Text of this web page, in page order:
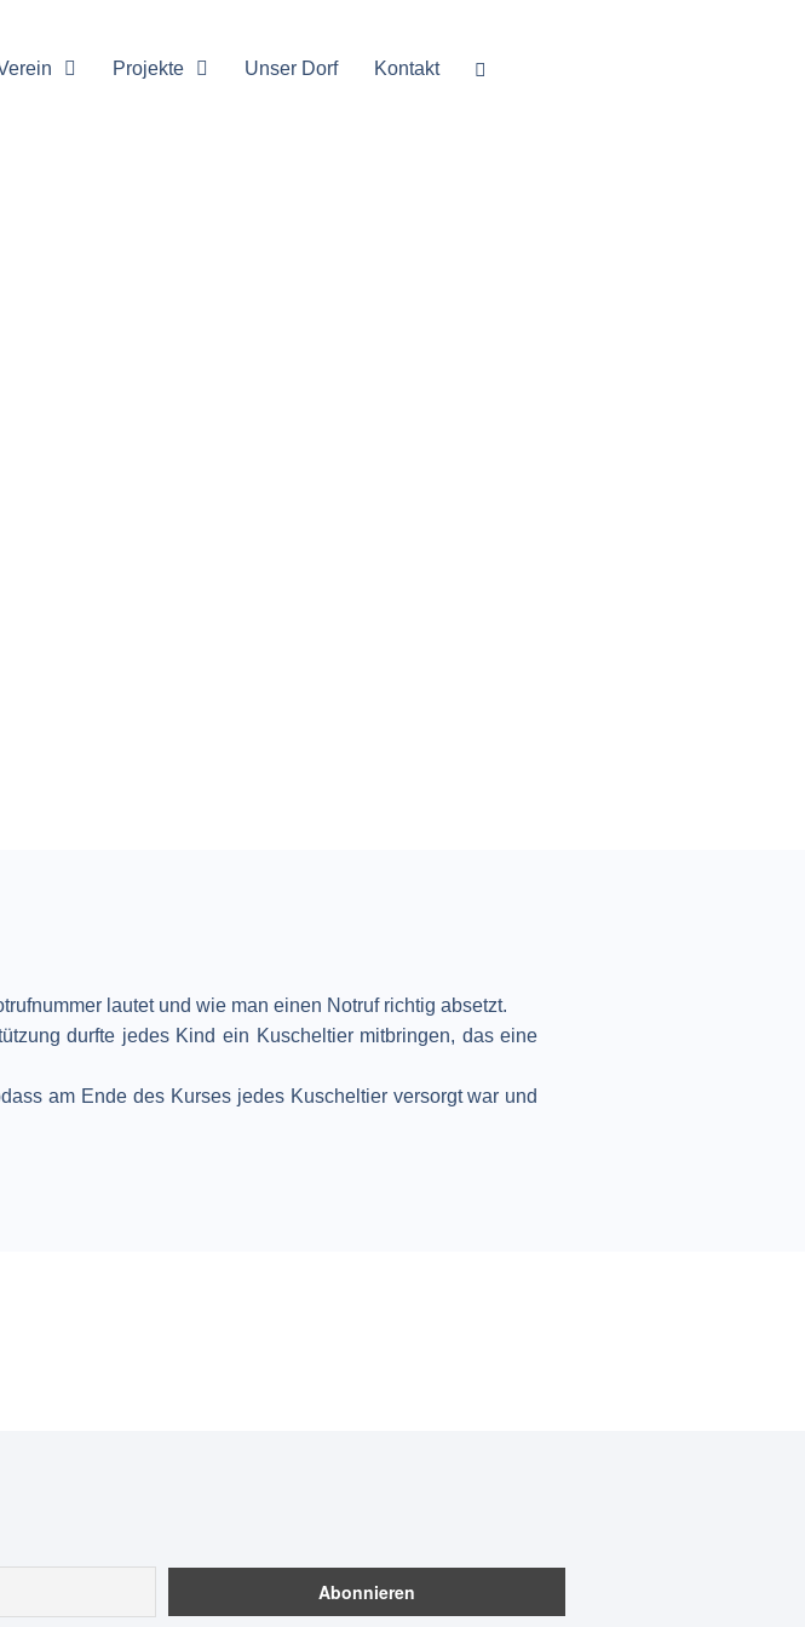
Projekte Unser Dorf Kontakt
lautet und wie man einen Notruf richtig absetzt.
durfte jedes Kind ein Kuscheltier mitbringen, das eine
am Ende des Kurses jedes Kuscheltier versorgt war und